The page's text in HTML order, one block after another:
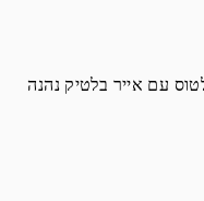
או עם רכב שכור. מי שבוחר לטוס עם אייר בלטיק נהנה